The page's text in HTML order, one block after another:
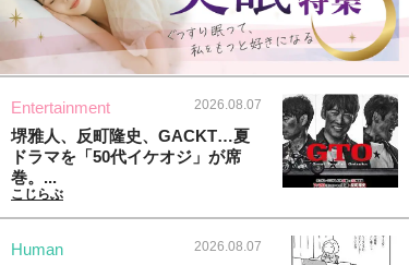
Entertainment 2026.08.07
堺雅人、反町隆史、GACKT…夏
ドラマを「50代イケオジ」が席
巻。...
こじらぶ
Human 2026.08.07